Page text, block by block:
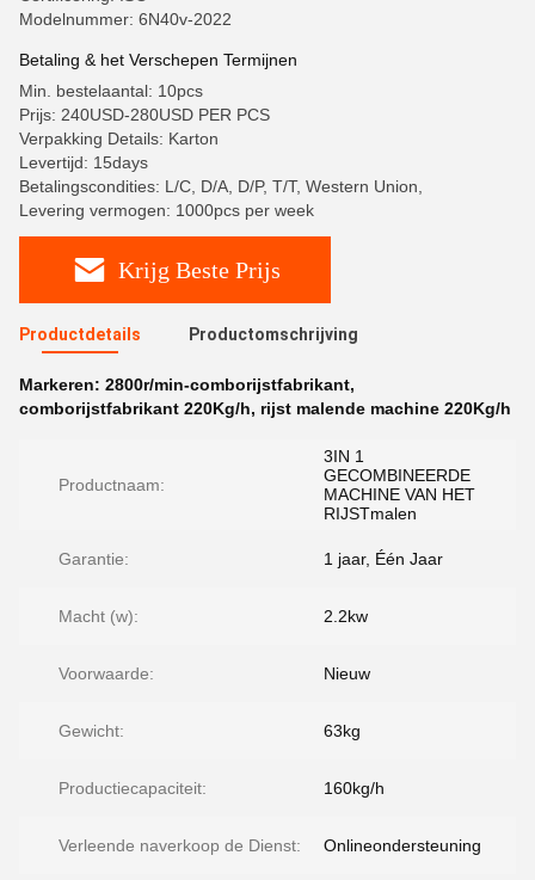
Modelnummer: 6N40v-2022
Betaling & het Verschepen Termijnen
Min. bestelaantal: 10pcs
Prijs: 240USD-280USD PER PCS
Verpakking Details: Karton
Levertijd: 15days
Betalingscondities: L/C, D/A, D/P, T/T, Western Union,
Levering vermogen: 1000pcs per week
Krijg Beste Prijs
Productdetails Productomschrijving
Markeren: 2800r/min-comborijstfabrikant,
comborijstfabrikant 220Kg/h, rijst malende machine 220Kg/h
Productnaam:
3IN 1
GECOMBINEERDE
MACHINE VAN HET
RIJSTmalen
Garantie: 1 jaar, Één Jaar
Macht (w): 2.2kw
Voorwaarde: Nieuw
Gewicht: 63kg
Productiecapaciteit: 160kg/h
Verleende naverkoop de Dienst: Onlineondersteuning